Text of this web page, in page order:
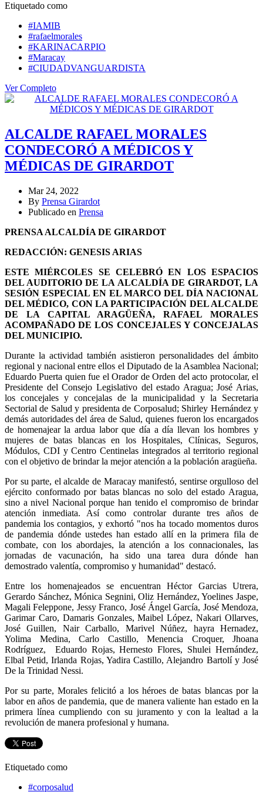
Etiquetado como
#IAMIB
#rafaelmorales
#KARINACARPIO
#Maracay
#CIUDADVANGUARDISTA
Ver Completo
ALCALDE RAFAEL MORALES
CONDECORÓ A MÉDICOS Y
MÉDICAS DE GIRARDOT
Mar 24, 2022
By Prensa Girardot
Publicado en Prensa
PRENSA ALCALDÍA DE GIRARDOT
REDACCIÓN: GENESIS ARIAS
ESTE MIÉRCOLES SE CELEBRÓ EN LOS ESPACIOS
DEL AUDITORIO DE LA ALCALDÍA DE GIRARDOT, LA
SESIÓN ESPECIAL EN EL MARCO DEL DÍA NACIONAL
DEL MÉDICO, CON LA PARTICIPACIÓN DEL ALCALDE
DE LA CAPITAL ARAGÜEÑA, RAFAEL MORALES
ACOMPAÑADO DE LOS CONCEJALES Y CONCEJALAS
DEL MUNICIPIO.
Durante la actividad también asistieron personalidades del ámbito
regional y nacional entre ellos el Diputado de la Asamblea Nacional;
Eduardo Puerta quien fue el Orador de Orden del acto protocolar, el
Presidente del Consejo Legislativo del estado Aragua; José Arias,
los concejales y concejalas de la municipalidad y la Secretaria
Sectorial de Salud y presidenta de Corposalud; Shirley Hernández y
demás autoridades del área de Salud, quienes fueron los encargados
de homenajear la ardua labor que día a día llevan los hombres y
mujeres de batas blancas en los Hospitales, Clínicas, Seguros,
Módulos, CDI y Centro Centinelas integrados al territorio regional
con el objetivo de brindar la mejor atención a la población aragüeña.
Por su parte, el alcalde de Maracay manifestó, sentirse orgulloso del
ejército conformado por batas blancas no solo del estado Aragua,
sino a nivel Nacional porque han tenido el compromiso de brindar
atención inmediata. Así como controlar durante tres años de
pandemia los contagios, y exhortó "nos ha tocado momentos duros
de pandemia dónde ustedes han estado allí en la primera fila de
combate, con los abordajes, la atención a los connacionales, las
jornadas de vacunación, ha sido una tarea dura dónde han
demostrado valentía, compromiso y humanidad" destacó.
Entre los homenajeados se encuentran Héctor Garcias Utrera,
Gerardo Sánchez, Mónica Segnini, Oliz Hernández, Yoelines Jaspe,
Magali Feleppone, Jessy Franco, José Ángel García, José Mendoza,
Garimar Caro, Damaris Gonzales, Maibel López, Nakari Ollarves,
José Guillen, Nair Carballo, Marivel Núñez, hayra Hernadez,
Yolima Medina, Carlo Castillo, Menencia Croquer, Jhoana
Rodríguez, Eduardo Rojas, Hernesto Flores, Shulei Hernández,
Elbal Petid, Irlanda Rojas, Yadira Castillo, Alejandro Bartolí y José
De la Trinidad Nessi.
Por su parte, Morales felicitó a los héroes de batas blancas por la
labor en años de pandemia, que de manera valiente han estado en la
primera línea cumpliendo con su juramento y con la lealtad a la
revolución de manera profesional y humana.
Etiquetado como
#corposalud